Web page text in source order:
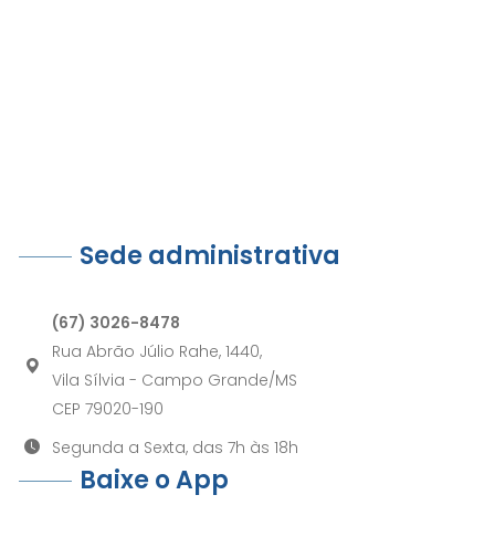
Sede administrativa
(67) 3026-8478
Rua Abrão Júlio Rahe, 1440,
Vila Sílvia - Campo Grande/MS
CEP 79020-190
Segunda a Sexta, das 7h às 18h
Baixe o App